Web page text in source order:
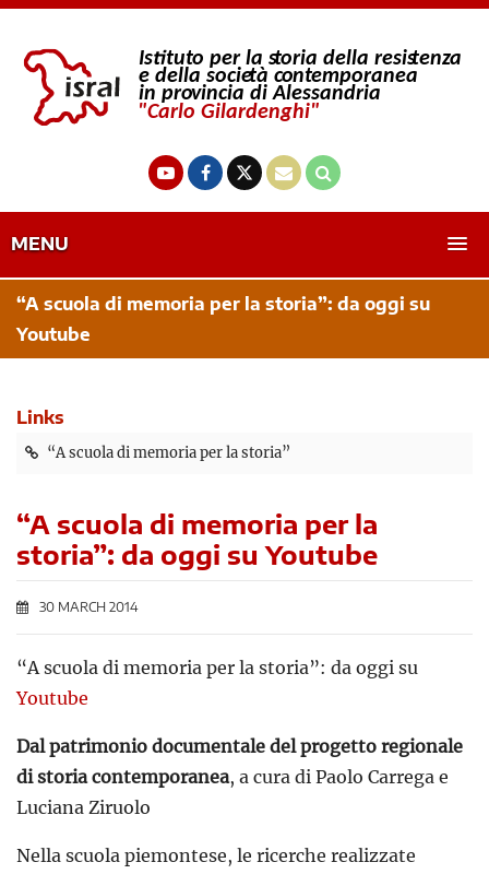
MENU
“A scuola di memoria per la storia”: da oggi su
Youtube
Links
“A scuola di memoria per la storia”
“A scuola di memoria per la
storia”: da oggi su Youtube
30 MARCH 2014
“A scuola di memoria per la storia”: da oggi su
Youtube
Dal patrimonio documentale del progetto regionale
di storia contemporanea, a cura di Paolo Carrega e
Luciana Ziruolo
Nella scuola piemontese, le ricerche realizzate